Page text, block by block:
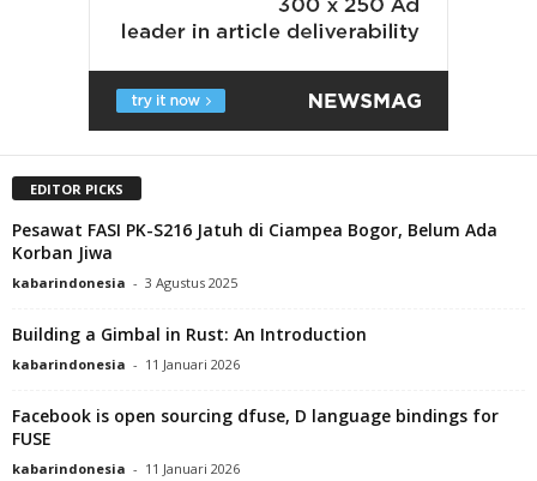
EDITOR PICKS
Pesawat FASI PK-S216 Jatuh di Ciampea Bogor, Belum Ada
Korban Jiwa
kabarindonesia - 3 Agustus 2025
Building a Gimbal in Rust: An Introduction
kabarindonesia - 11 Januari 2026
Facebook is open sourcing dfuse, D language bindings for
FUSE
kabarindonesia - 11 Januari 2026